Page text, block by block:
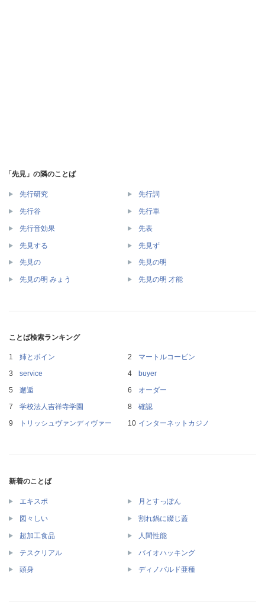
「先見」の隣のことば
先行研究 先行詞
先行谷 先行車
先行音効果 先表
先見する 先見ず
先見の 先見の明
先見の明 みょう 先見の明 才能
ことば検索ランキング
姉とボイン
マートルコービン
service
buyer
邂逅
オーダー
学校法人吉祥寺学園
確認
トリッシュヴァンディヴァー
インターネットカジノ
新着のことば
エキスポ 月とすっぽん
図々しい 割れ鍋に綴じ蓋
超加工食品 人間性能
テスクリアル バイオハッキング
頭身 ディノバルド亜種